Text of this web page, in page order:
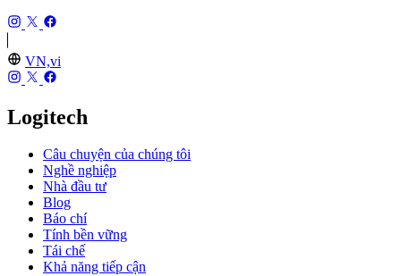
VN,vi
Logitech
Câu chuyện của chúng tôi
Nghề nghiệp
Nhà đầu tư
Blog
Báo chí
Tính bền vững
Tái chế
Khả năng tiếp cận